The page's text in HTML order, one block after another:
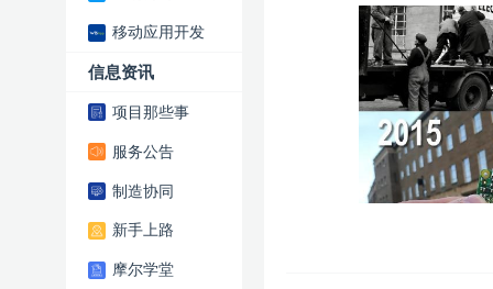
移动应用开发
信息资讯
项目那些事
服务公告
制造协同
新手上路
摩尔学堂